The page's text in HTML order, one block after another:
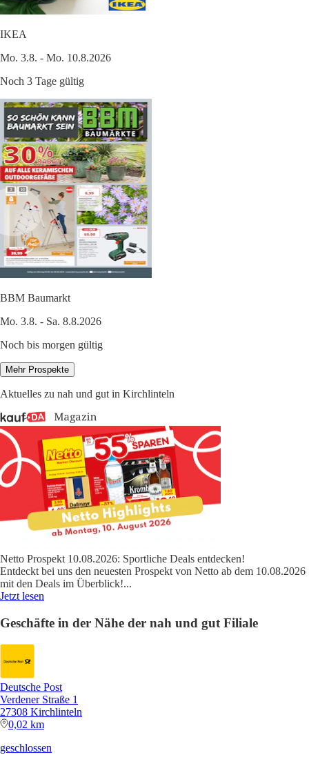
IKEA
Mo. 3.8. - Mo. 10.8.2026
Noch 3 Tage gültig
BBM Baumarkt
Mo. 3.8. - Sa. 8.8.2026
Noch bis morgen gültig
Mehr Prospekte
Aktuelles zu nah und gut in Kirchlinteln
Netto Prospekt 10.08.2026: Sportliche Deals entdecken!
Entdeckt bei uns den neuesten Prospekt von Netto ab dem 10.08.2026
mit den Deals im Überblick!...
Jetzt lesen
Geschäfte in der Nähe der nah und gut Filiale
Deutsche Post
Verdener Straße 1
27308 Kirchlinteln
0,02 km
geschlossen